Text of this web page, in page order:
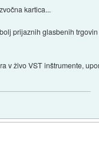
kartica...
prijaznih glasbenih
v živo VST inštrumente,